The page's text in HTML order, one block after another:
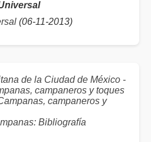
(06-11-2013)
de la Ciudad de México -
campaneros y toques
campaneros y
Bibliografía